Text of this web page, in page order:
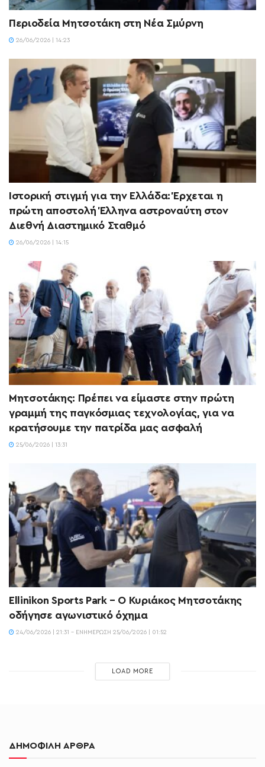
Περιοδεία Μητσοτάκη στη Νέα Σμύρνη
26/06/2026 | 14:23
Ιστορική στιγμή για την Ελλάδα: Έρχεται η
πρώτη αποστολή Έλληνα αστροναύτη στον
Διεθνή Διαστημικό Σταθμό
26/06/2026 | 14:15
Μητσοτάκης: Πρέπει να είμαστε στην πρώτη
γραμμή της παγκόσμιας τεχνολογίας, για να
κρατήσουμε την πατρίδα μας ασφαλή
25/06/2026 | 13:31
Ellinikon Sports Park – Ο Κυριάκος Μητσοτάκης
οδήγησε αγωνιστικό όχημα
24/06/2026 | 21:31 - ΕΝΗΜΈΡΩΣΗ 25/06/2026 | 01:52
LOAD MORE
ΔΗΜΟΦΙΛΗ ΑΡΘΡΑ